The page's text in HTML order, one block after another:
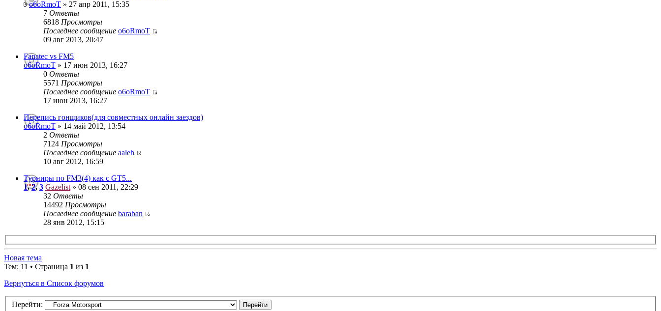
o6oRmoT » 27 апр 2011, 15:35
7 Ответы
6818 Просмотры
Последнее сообщение o6oRmoT
09 авг 2013, 20:47
Fanatec vs FM5
o6oRmoT » 17 июн 2013, 16:27
0 Ответы
5571 Просмотры
Последнее сообщение o6oRmoT
17 июн 2013, 16:27
Перепись гонщиков(для совместных онлайн заездов)
o6oRmoT » 14 май 2012, 13:54
2 Ответы
7124 Просмотры
Последнее сообщение aaleh
10 авг 2012, 16:59
Турниры по FM3(4) как с GT5...
1,2,3 Gazelist» 08 сен 2011, 22:29
32 Ответы
14492 Просмотры
Последнее сообщение baraban
28 янв 2012, 15:15
Новая тема
Тем: 11 • Страница 1 из 1
Вернуться в Список форумов
Перейти: